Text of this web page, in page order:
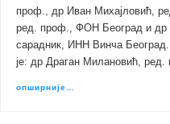
проф., др Иван Михајловић,
ред. проф., ФОН Београд и др
сарадник, ИНН Винча Београд.
је: др Драган Милановић,
опширније…